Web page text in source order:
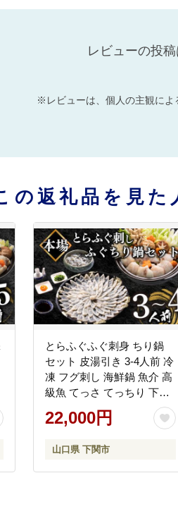
レビューの投
※レビューは、個人の主観によ
の返礼品を見た
とらふぐふぐ刺身 ちり鍋
セット 皮湯引き 3-4人前 冷
凍 フグ刺し 海鮮鍋 魚介 高
級魚 てっさ てっちり 下関
22,000円
山口県 下関市